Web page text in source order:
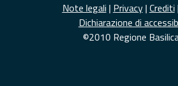
Note legali | Privacy| Crediti |
Dichiarazione di
©2010 Regione